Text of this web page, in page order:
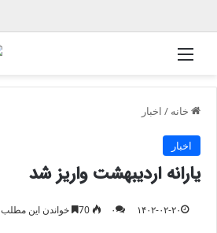
خانه / اخبار
اخبار
یارانه اردیبهشت واریز شد
۱۴۰۲-۰۲-۲۰ ۰ خواندن این مطلب 2 دقیقه زمان میبرد